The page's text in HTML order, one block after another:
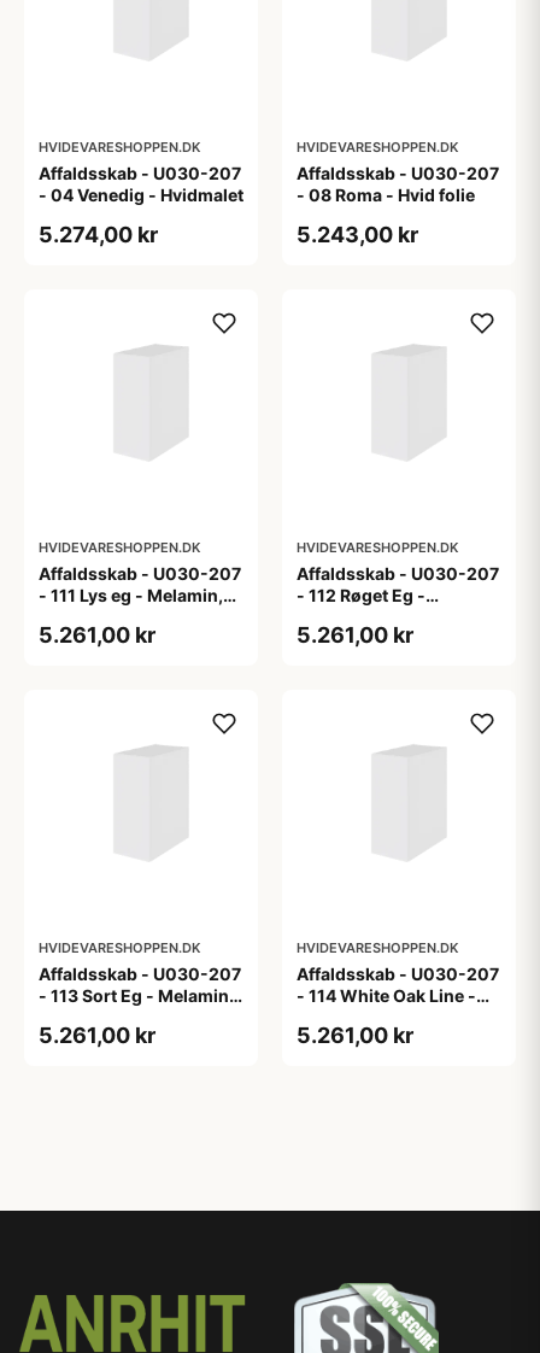
HVIDEVARESHOPPEN.DK
Affaldsskab - U030-207
- 04 Venedig - Hvidmalet
5.274,00 kr
HVIDEVARESHOPPEN.DK
Affaldsskab - U030-207
- 08 Roma - Hvid folie
5.243,00 kr
HVIDEVARESHOPPEN.DK
Affaldsskab - U030-207
- 111 Lys eg - Melamin,
5.261,00 kr
HVIDEVARESHOPPEN.DK
Affaldsskab - U030-207
- 112 Røget Eg -
5.261,00 kr
HVIDEVARESHOPPEN.DK
Affaldsskab - U030-207
- 113 Sort Eg - Melamin,
5.261,00 kr
HVIDEVARESHOPPEN.DK
Affaldsskab - U030-207
- 114 White Oak Line -
5.261,00 kr